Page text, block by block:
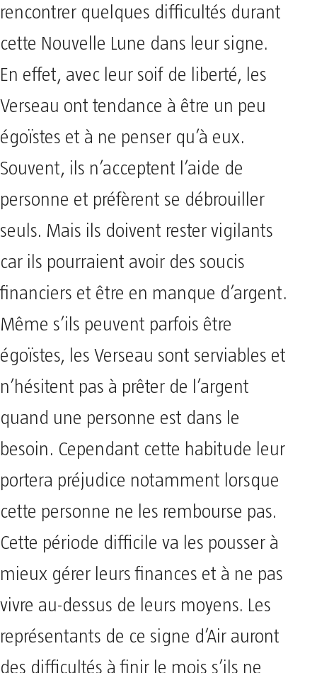
rencontrer quelques difficultés durant
cette Nouvelle Lune dans leur signe.
En effet, avec leur soif de liberté, les
Verseau ont tendance à être un peu
égoïstes et à ne penser qu’à eux.
Souvent, ils n’acceptent l’aide de
personne et préfèrent se débrouiller
seuls. Mais ils doivent rester vigilants
car ils pourraient avoir des soucis
financiers et être en manque d’argent.
Même s’ils peuvent parfois être
égoïstes, les Verseau sont serviables et
n’hésitent pas à prêter de l’argent
quand une personne est dans le
besoin. Cependant cette habitude leur
portera préjudice notamment lorsque
cette personne ne les rembourse pas.
Cette période difficile va les pousser à
mieux gérer leurs finances et à ne pas
vivre au-dessus de leurs moyens. Les
représentants de ce signe d’Air auront
des difficultés à finir le mois s’ils ne